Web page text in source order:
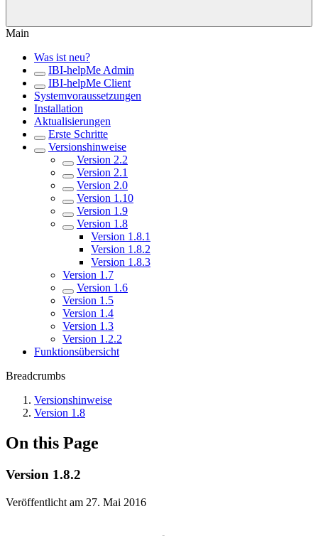
Main
Was ist neu?
IBI-helpMe Admin
IBI-helpMe Client
Systemvoraussetzungen
Installation
Aktualisierungen
Erste Schritte
Versionshinweise
Version 2.2
Version 2.1
Version 2.0
Version 1.10
Version 1.9
Version 1.8
Version 1.8.1
Version 1.8.2
Version 1.8.3
Version 1.7
Version 1.6
Version 1.5
Version 1.4
Version 1.3
Version 1.2.2
Funktionsübersicht
Breadcrumbs
Versionshinweise
Version 1.8
On this Page
Version 1.8.2
Veröffentlicht am 27. Mai 2016